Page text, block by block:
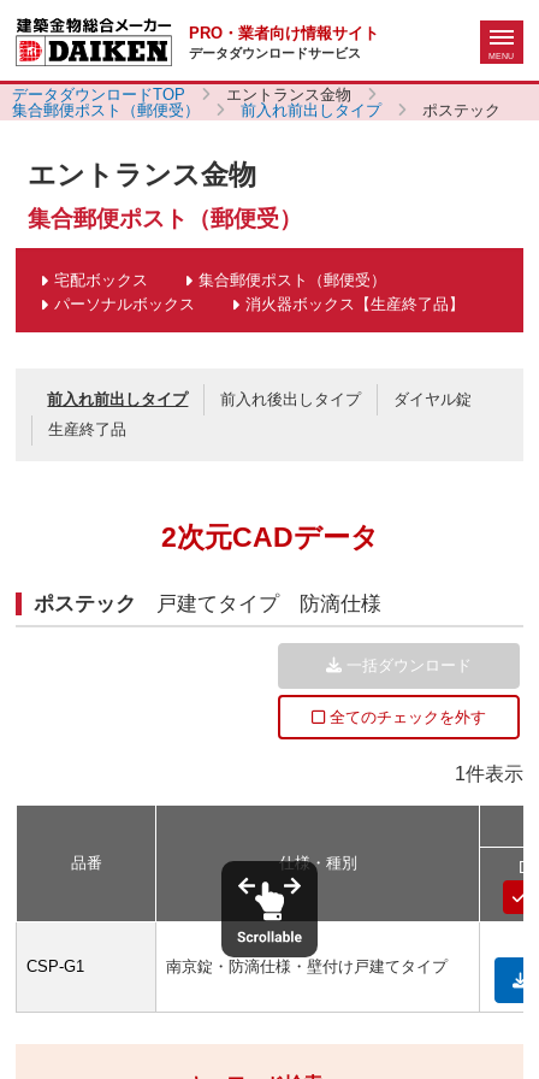
PRO・業者向け情報サイト
データダウンロードサービス
データダウンロードTOP
エントランス金物
集合郵便ポスト（郵便受）
前入れ前出しタイプ ポステック
エントランス金物
集合郵便ポスト（郵便受）
宅配ボックス
集合郵便ポスト（郵便受）
パーソナルボックス
消火器ボックス【生産終了品】
前入れ前出しタイプ 前入れ後出しタイプ
ダイヤル錠
生産終了品
2次元CADデータ
ポステック 戸建てタイプ 防滴仕様
1件表示
一括ダウンロード
全てのチェックを外す
品番 仕様・種別
CSP-G1 南京錠・防滴仕様・壁付け戸建てタイプ